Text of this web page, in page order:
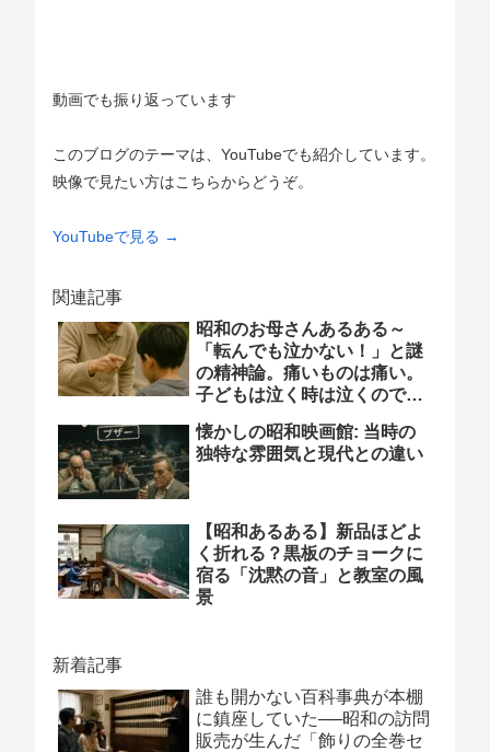
動画でも振り返っています
このブログのテーマは、YouTubeでも紹介しています。
映像で見たい方はこちらからどうぞ。
YouTubeで見る →
関連記事
昭和のお母さんあるある～
「転んでも泣かない！」と謎
の精神論。痛いものは痛い。
子どもは泣く時は泣くので
児スタイルと現代の育児スタ
イルの比較
懐かしの昭和映画館: 当時の
独特な雰囲気と現代との違い
【昭和あるある】新品ほどよ
く折れる？黒板のチョークに
宿る「沈黙の音」と教室の風
景
新着記事
誰も開かない百科事典が本棚
に鎮座していた──昭和の訪問
販売が生んだ「飾りの全巻セ